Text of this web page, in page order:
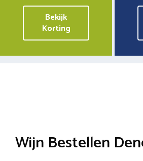
Bekijk
Korting
Wijn Bestellen